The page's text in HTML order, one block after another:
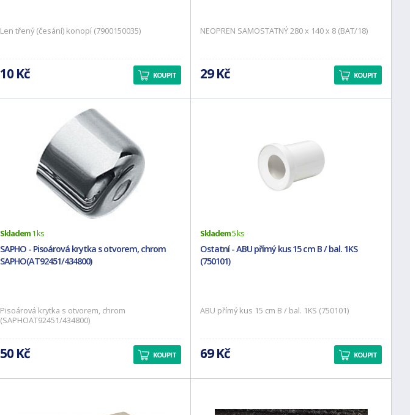
Len třený (česání) konopí (7900150035)
10 Kč KOUPIT
NEOPREN SAMOSTATNÝ 280 x 140 x 8 (BAT/18)
29 Kč KOUPIT
Skladem1 ks
SAPHO - Pisoárová krytka s otvorem, chrom
SAPHO(AT92451/434800)
Pisoárová krytka s otvorem, chrom
(SAPHOAT92451/434800)
50 Kč KOUPIT
Skladem5 ks
Ostatní - ABU přímý kus 15 cm B / bal. 1KS
(750101)
ABU přímý kus 15 cm B / bal. 1KS (750101)
69 Kč KOUPIT